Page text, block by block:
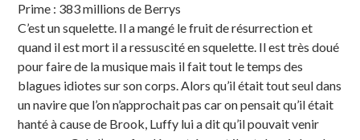
Prime : 383 millions de Berrys
C’est un squelette. Il a mangé le fruit de résurrection et
quand il est mort il a ressuscité en squelette. Il est très doué
pour faire de la musique mais il fait tout le temps des
blagues idiotes sur son corps. Alors qu’il était tout seul dans
un navire que l’on n’approchait pas car on pensait qu’il était
hanté à cause de Brook, Luffy lui a dit qu’il pouvait venir